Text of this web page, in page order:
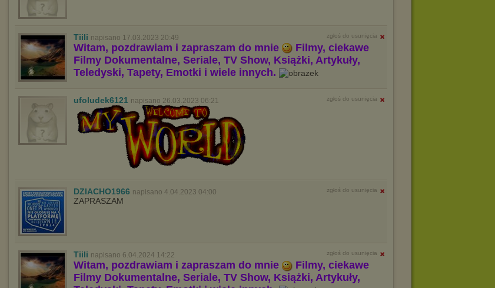
Tiili napisano 17.03.2023 20:49 zgłoś do usunięcia
Witam, pozdrawiam i zapraszam do mnie
Filmy, ciekawe
Filmy Dokumentalne, Seriale, TV Show, Książki, Artykuły,
Teledyski, Tapety, Emotki i wiele innych.
ufoludek6121 napisano 26.03.2023 06:21 zgłoś do usunięcia
DZIACHO1966 napisano 4.04.2023 04:00 zgłoś do usunięcia
ZAPRASZAM
Tiili napisano 6.04.2024 14:22 zgłoś do usunięcia
Witam, pozdrawiam i zapraszam do mnie
Filmy, ciekawe
Filmy Dokumentalne, Seriale, TV Show, Książki, Artykuły,